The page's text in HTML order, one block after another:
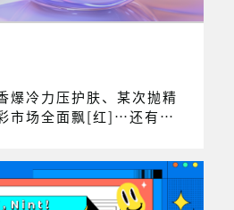
爆冷力压护肤、某次抛精
市场全面飘[红]…还有更